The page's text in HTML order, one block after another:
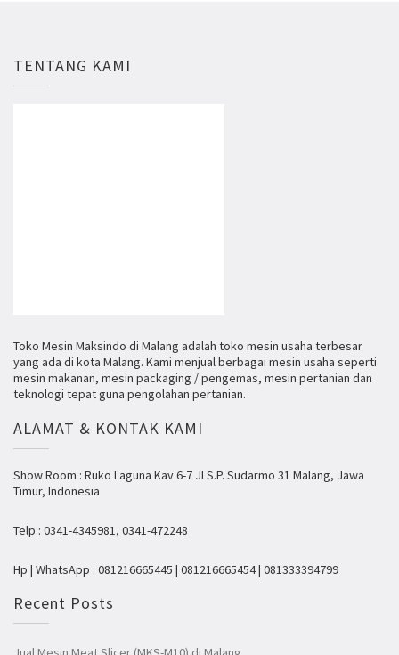
TENTANG KAMI
Toko Mesin Maksindo di Malang adalah toko mesin usaha terbesar
yang ada di kota Malang. Kami menjual berbagai mesin usaha seperti
mesin makanan, mesin packaging / pengemas, mesin pertanian dan
teknologi tepat guna pengolahan pertanian.
ALAMAT & KONTAK KAMI
Show Room : Ruko Laguna Kav 6-7 Jl S.P. Sudarmo 31 Malang, Jawa
Timur, Indonesia
Telp : 0341-4345981, 0341-472248
Hp | WhatsApp : 081216665445 | 081216665454 | 081333394799
Recent Posts